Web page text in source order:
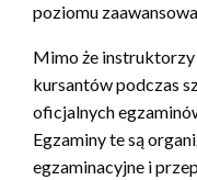
poziomu
Mimo że instruktorzy
kursantów podczas
oficjalnych
Egzaminy te są
egzaminacyjne i